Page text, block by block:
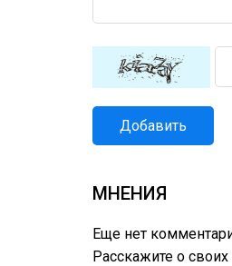
Добавить
МНЕНИЯ
Еще нет
Расскажите о